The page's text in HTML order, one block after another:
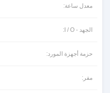
معدل ساعة:
الجهد - I / O:
حزمة أجهزة المورد:
مفر: